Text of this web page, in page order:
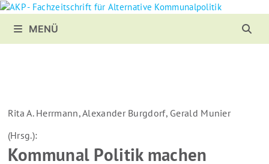
Zurück
Inhalt
MENÜ
Rita A. Herrmann, Alexander Burgdorf, Gerald Munier
(Hrsg.):
Kommunal Politik machen